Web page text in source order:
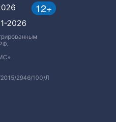
12+
2026
2946/100/Л